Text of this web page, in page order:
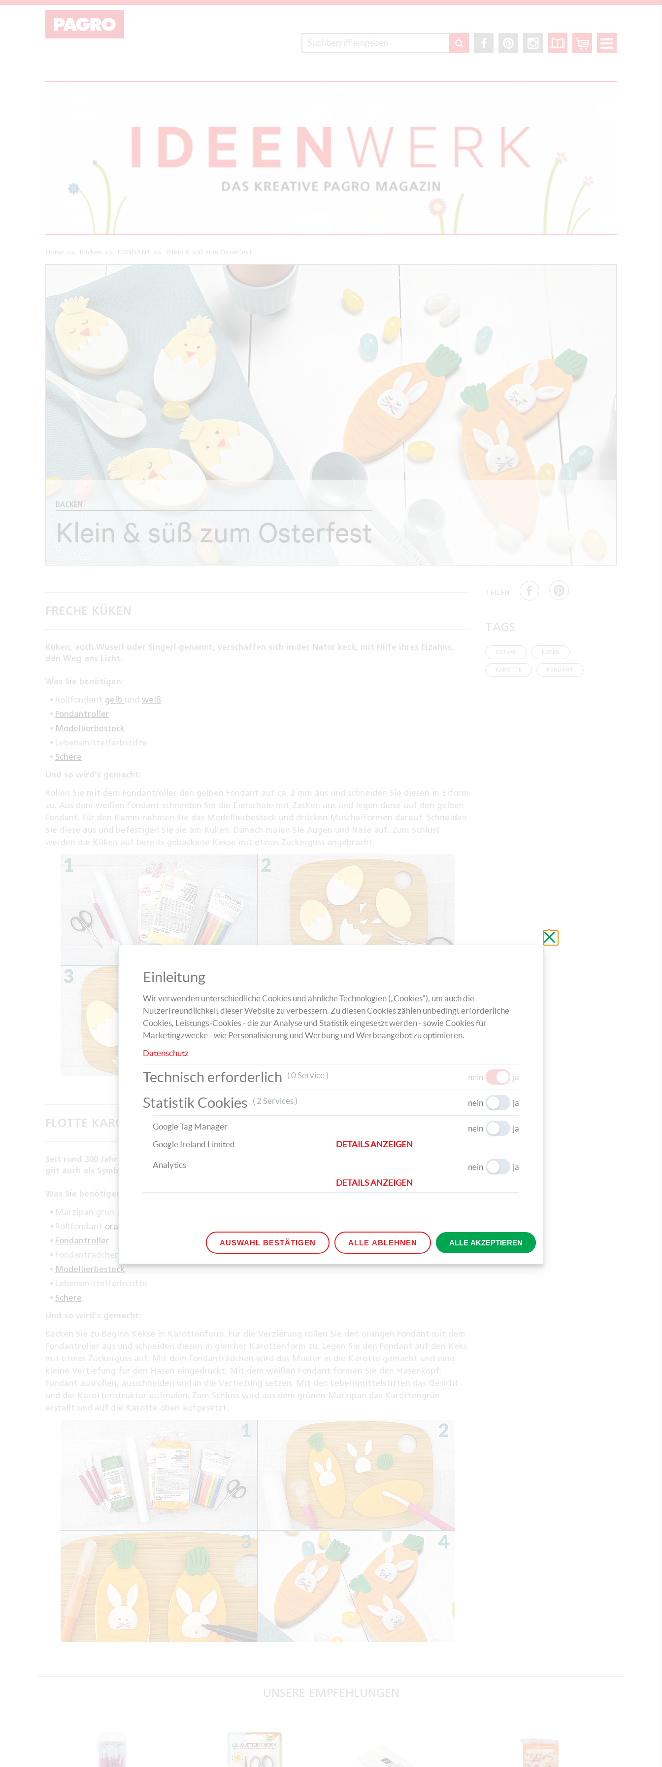
Home Backen FONDANT Klein & süß zum Osterfest
BACKEN
Klein & süß zum Osterfest
FRECHE KÜKEN
Küken, auch Wuserl oder Singerl genannt, verschaffen sich in der Natur keck, mit Hilfe ihres Eizahns,
den Weg ans Licht.
Was Sie benötigen:
Rollfondant gelb und weiß
Fondantroller
Modellierbesteck
Lebensmittelfarbstifte
Schere
Und so wird’s gemacht:
Rollen Sie mit dem Fondantroller den gelben Fondant auf ca. 2 mm aus und schneiden Sie diesen in Eiform
zu. Aus dem weißen Fondant schneiden Sie die Eierschale mit Zacken aus und legen diese auf den gelben
Fondant. Für den Kamm nehmen Sie das Modellierbesteck und drücken Muschelformen darauf. Schneiden
Sie diese aus und befestigen Sie sie am Küken. Danach malen Sie Augen und Nase auf. Zum Schluss
werden die Küken auf bereits gebackene Kekse mit etwas Zuckerguss angebracht.
FLOTTE KAROTTE
Seit rund 300 Jahren hoppelt der Hase durch Geschichten rund um Ostern. Er bringt die Ostereier und
gilt auch als Symbol für das Leben.
Was Sie benötigen:
Marzipan grün
Rollfondant orange
Fondantroller
Fondanträdchen
Modellierbesteck
Lebensmittelfarbstifte
Schere
Und so wird’s gemacht:
Backen Sie zu Beginn Kekse in Karottenform. Für die Verzierung rollen Sie den orangen Fondant mit dem
Fondantroller aus und schneiden diesen in gleicher Karottenform zu. Legen Sie den Fondant auf den Keks
mit etwas Zuckerguss auf. Mit dem Fondanträdchen wird das Muster in die Karotte gemacht und eine
kleine Vertiefung für den Hasen eingedrückt. Mit dem weißen Fondant formen Sie den Hasenkopf:
Fondant ausrollen, ausschneiden und in die Vertiefung setzen. Mit den Lebensmittelstiften das Gesicht
und die Karottenstruktur aufmalen. Zum Schluss wird aus dem grünen Marzipan das Karottengrün
erstellt und auf die Karotte oben aufgesetzt.
TEILEN
TAGS
OSTERN KÜKEN
KAROTTE FONDANT
UNSERE EMPFEHLUNGEN
Schließen
ohne
zu
Einleitung
Wir verwenden unterschiedliche Cookies und ähnliche Technologien („Cookies“), um auch die
Nutzerfreundlichkeit dieser Website zu verbessern. Zu diesen Cookies zählen unbedingt erforderliche
Cookies, Leistungs-Cookies - die zur Analyse und Statistik eingesetzt werden - sowie Cookies für
Marketingzwecke - wie Personalisierung und Werbung und Werbeangebot zu optimieren.
Datenschutz
Technisch erforderlich ( 0 Service ) nein ja
Statistik Cookies ( 2 Services ) nein ja
Google Tag Manager nein
ja
Google Ireland Limited
DETAILS ANZEIGEN
Analytics nein
ja
DETAILS ANZEIGEN
AUSWAHL BESTÄTIGEN ALLE ABLEHNEN ALLE AKZEPTIEREN